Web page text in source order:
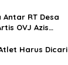
RT Desa
OVJ Azis
Harus Dicari